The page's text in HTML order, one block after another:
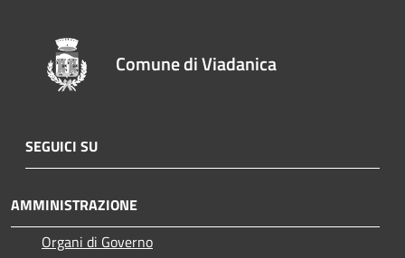
Comune di Viadanica
SEGUICI SU
AMMINISTRAZIONE
Organi di Governo